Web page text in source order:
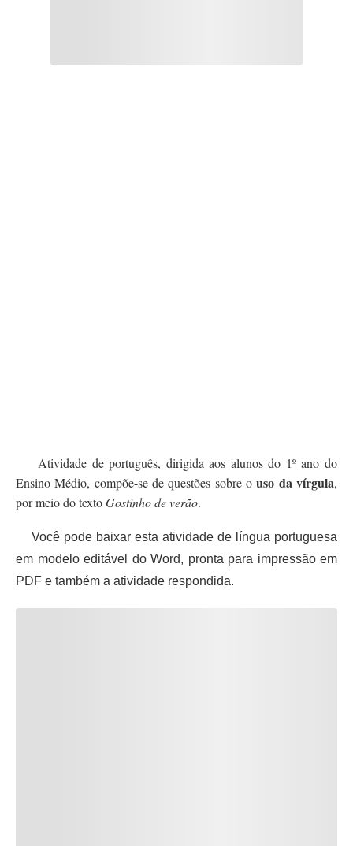
Atividade de português, dirigida aos alunos do 1º ano do
Ensino Médio, compõe-se de questões sobre ouso da vírgula,
por meio do textoGostinho de verão.
Você pode baixar esta atividade de língua portuguesa
em modelo editável do Word, pronta para impressão em
PDF e também a atividade respondida.